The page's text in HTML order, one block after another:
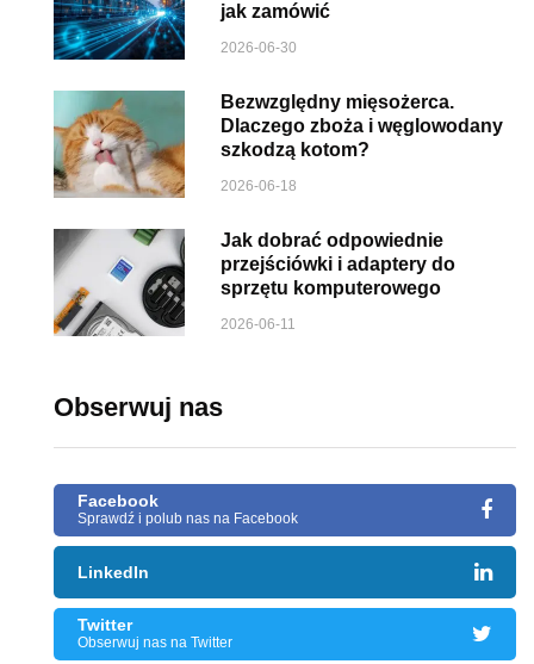
jak zamówić
2026-06-30
Bezwzględny mięsożerca.
Dlaczego zboża i węglowodany
szkodzą kotom?
2026-06-18
Jak dobrać odpowiednie
przejściówki i adaptery do
sprzętu komputerowego
2026-06-11
Obserwuj nas
Facebook
Sprawdź i polub nas na Facebook
LinkedIn
Twitter
Obserwuj nas na Twitter